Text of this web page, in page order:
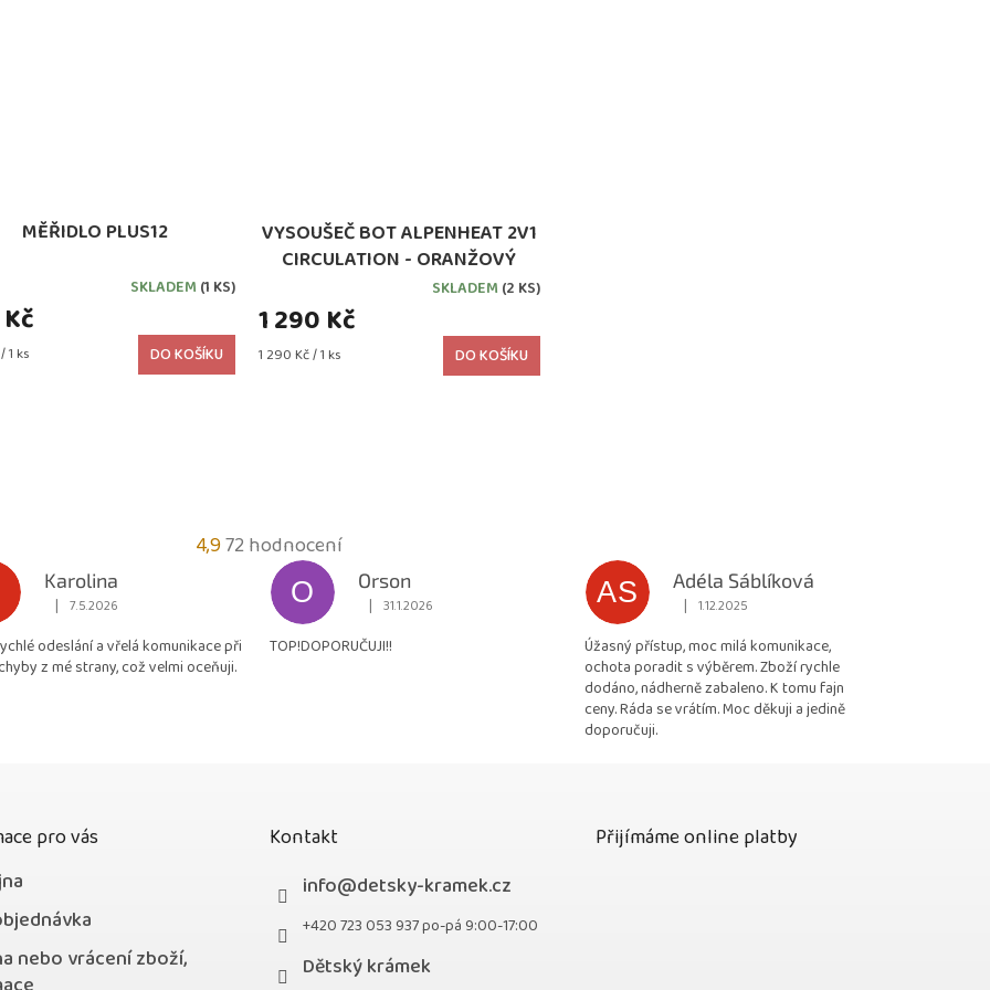
MĚŘIDLO PLUS12
SKLADEM (1 KS)
1 ks DO KOŠÍKU
VYSOUŠEČ BOT ALPENHEAT 2V1
CIRCULATION - ORANŽOVÝ
SKLADEM (2 KS)
1 290 Kč
Měrná
1 290 Kč / 1 ks DO KOŠÍKU
4,9Průměrné
hodnocení
obchodu
4,9
z
72 hodnocení
Karolina
Hodnocení obchodu je 5 z 5 hvězdiček.
| 7.5.2026
odeslání a vřelá komunikace při
z mé strany, což velmi oceňuji.
O
Orson
Hodnocení obchodu je 5 z 5 hvězdiček.
| 31.1.2026
TOP!DOPORUČUJI!!
AS
Adéla Sáblíková
Hodnocení obchodu je 5 z 5 hvězdiček.
| 1.12.2025
Úžasný přístup, moc milá komunikace,
ochota poradit s výběrem. Zboží rychle
dodáno, nádherně zabaleno. K tomu fajn
ceny. Ráda se vrátím. Moc děkuji a jedině
doporučuji.
pro vás
nebo vrácení zboží,
Kontakt
info@detsky-kramek.cz
+420 723 053 937 po-pá 9:00-17:00
Dětský krámek
Přijímáme online platby